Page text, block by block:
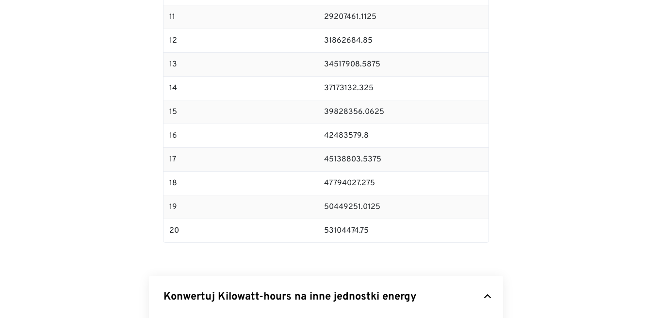
11 29207461.1125
12 31862684.85
13 34517908.5875
14 37173132.325
15 39828356.0625
16 42483579.8
17 45138803.5375
18 47794027.275
19 50449251.0125
20 53104474.75
Konwertuj Kilowatt-hours na inne jednostki energy